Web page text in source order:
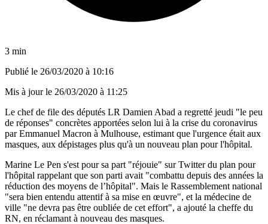
3 min
Publié le 26/03/2020 à 10:16
Mis à jour le 26/03/2020 à 11:25
Le chef de file des députés LR Damien Abad a regretté jeudi "le peu
de réponses" concrètes apportées selon lui à la crise du coronavirus
par Emmanuel Macron à Mulhouse, estimant que l'urgence était aux
masques, aux dépistages plus qu'à un nouveau plan pour l'hôpital.
Marine Le Pen s'est pour sa part "réjouie" sur Twitter du plan pour
l'hôpital rappelant que son parti avait "combattu depuis des années la
réduction des moyens de l’hôpital". Mais le Rassemblement national
"sera bien entendu attentif à sa mise en œuvre", et la médecine de
ville "ne devra pas être oubliée de cet effort", a ajouté la cheffe du
RN, en réclamant à nouveau des masques.